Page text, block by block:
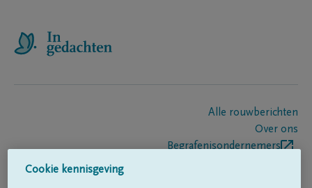
Alle rouwberichten
Over ons
Begrafenisondernemers
Cookie kennisgeving